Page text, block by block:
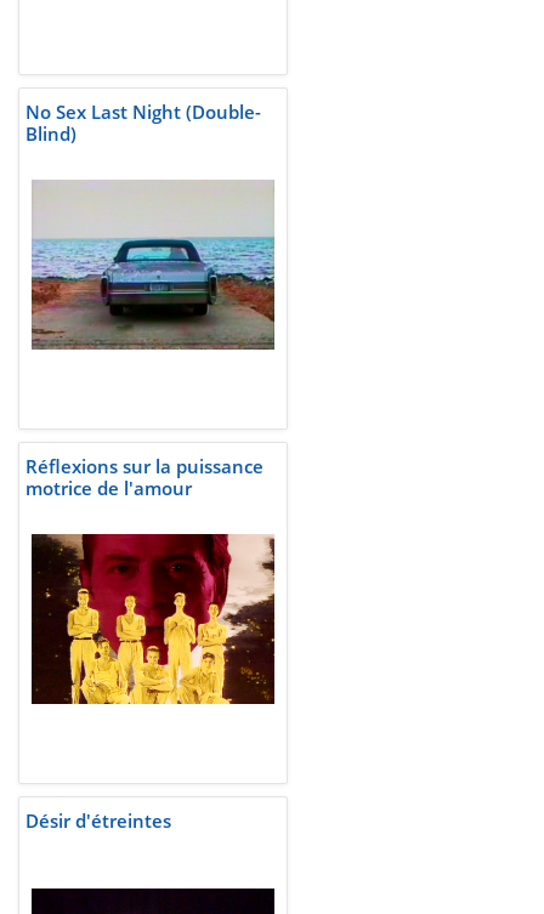
No Sex Last Night (Double-
Blind)
Réflexions sur la puissance
motrice de l'amour
Désir d'étreintes